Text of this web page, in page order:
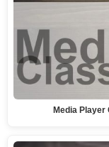
Media Player